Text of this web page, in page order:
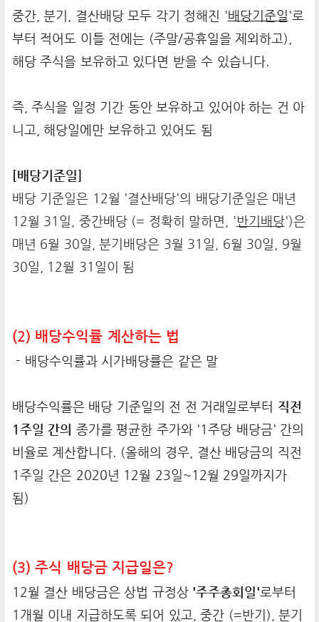
중간, 분기, 결산배당 모두 각기 정해진 '배당기준일 '로
부터 적어도 이틀 전에는 (주말/공휴일을 제외하고),
해당 주식을 보유하고 있다면 받을 수 있습니다.
즉, 주식을 일정 기간 동안 보유하고 있어야 하는 건 아
니고, 해당일에만 보유하고 있어도 됨
[배당기준일]
배당 기준일은 12월 '결산배당'의 배당기준일은 매년
12월 31일, 중간배당 (= 정확히 말하면, '반기배당')은
매년 6월 30일, 분기배당은 3월 31일, 6월 30일, 9월
30일, 12월 31일이 됨
(2) 배당수익률 계산하는 법
- 배당수익률과 시가배당률은 같은 말
배당수익률은 배당 기준일의 전 전 거래일로부터 직전
1주일 간의 종가를 평균한 주가와 '1주당 배당금' 간의
비율로 계산합니다. (올해의 경우, 결산 배당금의 직전
1주일 간은 2020년 12월 23일~12월 29일까지가
됨)
(3) 주식 배당금 지급일은?
12월 결산 배당금은 상법 규정상 '주주총회일'로부터
1개월 이내 지급하도록 되어 있고, 중간 (=반기), 분기